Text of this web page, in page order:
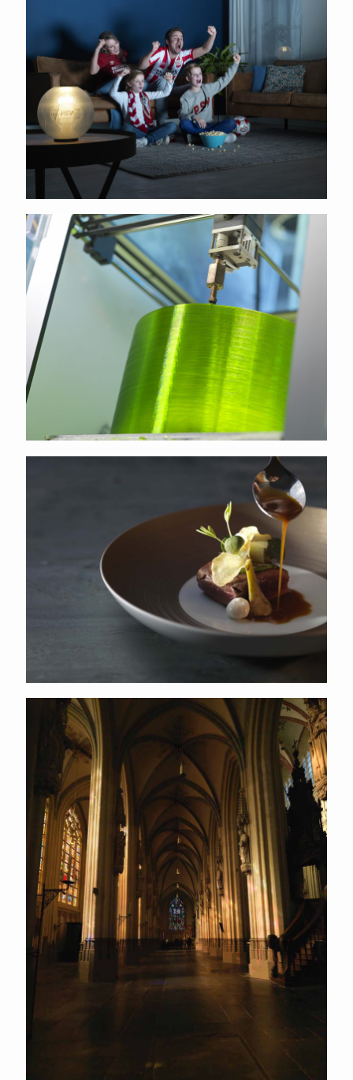
Signify PSV
Signify productie proces
Den Bosch